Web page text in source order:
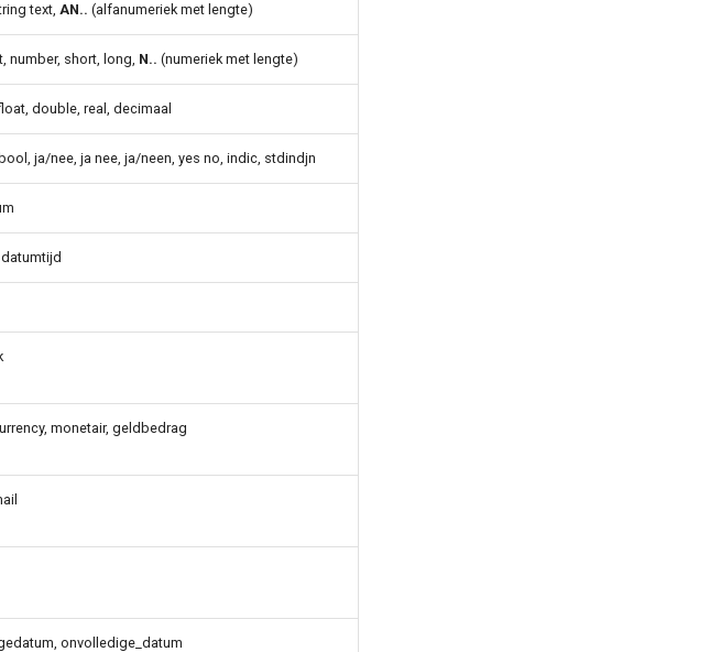
text, AN.. (alfanumeriek met lengte)
number, short, long, N.. (numeriek met lengte)
double, real, decimaal
ja/nee, ja nee, ja/neen, yes no, indic, stdindjn
monetair, geldbedrag
onvolledige_datum